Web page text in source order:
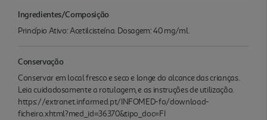
Ingredientes/Composição
Princípio Ativo: Acetilcisteína. Dosagem: 40 mg/ml.
Conservação
Conservar em local fresco e seco e longe do alcance das crianças.
Leia cuidadosamente a rotulagem, e as instruções de utilização.
https://extranet.infarmed.pt/INFOMED-fo/download-
ficheiro.xhtml?med_id=36370&tipo_doc=FI